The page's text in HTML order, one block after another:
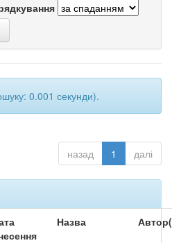
0.001 секунди).
назад 1 далі
Назва